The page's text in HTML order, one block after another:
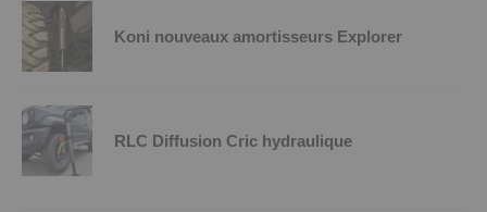
Koni nouveaux amortisseurs Explorer
RLC Diffusion Cric hydraulique